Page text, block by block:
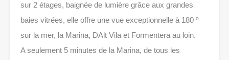
sur 2 étages, baignée de lumière grâce aux grandes
baies vitrées, elle offre une vue exceptionnelle à 180 º
sur la mer, la Marina, DAlt Vila et Formentera au loin.
A seulement 5 minutes de la Marina, de tous les